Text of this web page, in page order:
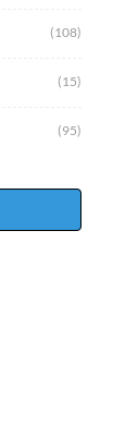
(108)
(15)
(95)